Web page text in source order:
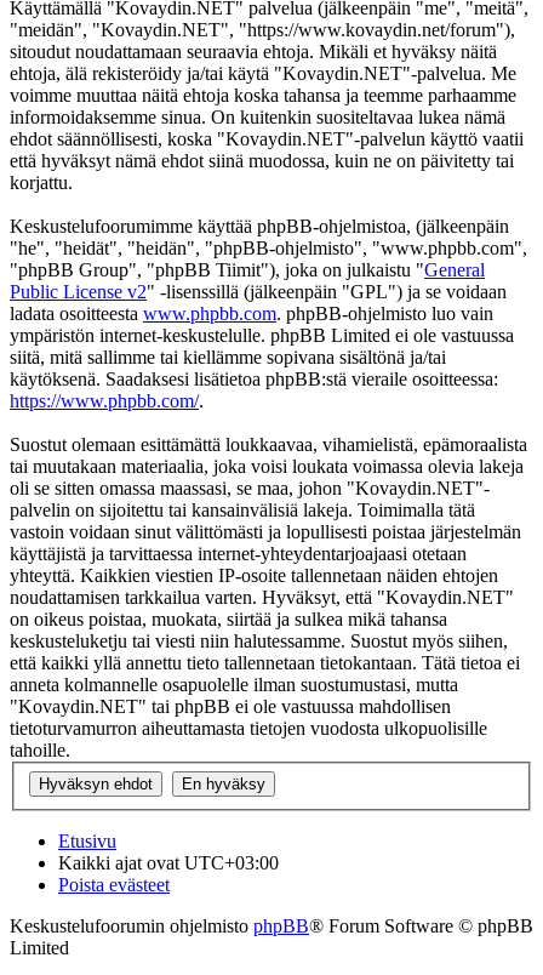
Käyttämällä "Kovaydin.NET" palvelua (jälkeenpäin "me", "meitä",
"meidän", "Kovaydin.NET", "https://www.kovaydin.net/forum"),
sitoudut noudattamaan seuraavia ehtoja. Mikäli et hyväksy näitä
ehtoja, älä rekisteröidy ja/tai käytä "Kovaydin.NET"-palvelua. Me
voimme muuttaa näitä ehtoja koska tahansa ja teemme parhaamme
informoidaksemme sinua. On kuitenkin suositeltavaa lukea nämä
ehdot säännöllisesti, koska "Kovaydin.NET"-palvelun käyttö vaatii
että hyväksyt nämä ehdot siinä muodossa, kuin ne on päivitetty tai
korjattu.
Keskustelufoorumimme käyttää phpBB-ohjelmistoa, (jälkeenpäin
"he", "heidät", "heidän", "phpBB-ohjelmisto", "www.phpbb.com",
"phpBB Group", "phpBB Tiimit"), joka on julkaistu "General
Public License v2" -lisenssillä (jälkeenpäin "GPL") ja se voidaan
ladata osoitteesta www.phpbb.com. phpBB-ohjelmisto luo vain
ympäristön internet-keskustelulle. phpBB Limited ei ole vastuussa
siitä, mitä sallimme tai kiellämme sopivana sisältönä ja/tai
käytöksenä. Saadaksesi lisätietoa phpBB:stä vieraile osoitteessa:
https://www.phpbb.com/.
Suostut olemaan esittämättä loukkaavaa, vihamielistä, epämoraalista
tai muutakaan materiaalia, joka voisi loukata voimassa olevia lakeja
oli se sitten omassa maassasi, se maa, johon "Kovaydin.NET"-
palvelin on sijoitettu tai kansainvälisiä lakeja. Toimimalla tätä
vastoin voidaan sinut välittömästi ja lopullisesti poistaa järjestelmän
käyttäjistä ja tarvittaessa internet-yhteydentarjoajaasi otetaan
yhteyttä. Kaikkien viestien IP-osoite tallennetaan näiden ehtojen
noudattamisen tarkkailua varten. Hyväksyt, että "Kovaydin.NET"
on oikeus poistaa, muokata, siirtää ja sulkea mikä tahansa
keskusteluketju tai viesti niin halutessamme. Suostut myös siihen,
että kaikki yllä annettu tieto tallennetaan tietokantaan. Tätä tietoa ei
anneta kolmannelle osapuolelle ilman suostumustasi, mutta
"Kovaydin.NET" tai phpBB ei ole vastuussa mahdollisen
tietoturvamurron aiheuttamasta tietojen vuodosta ulkopuolisille
tahoille.
Etusivu
Kaikki ajat ovat UTC+03:00
Poista evästeet
Keskustelufoorumin ohjelmisto phpBB® Forum Software © phpBB
Limited